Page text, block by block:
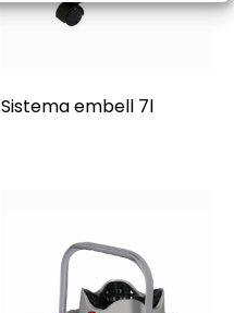
Sistema embell 7l